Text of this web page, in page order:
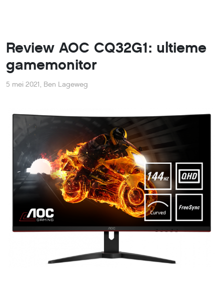
Review AOC CQ32G1: ultieme
gamemonitor
5 mei 2021, Ben Lageweg